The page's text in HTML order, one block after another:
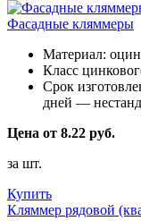
Фасадные кляммеры
Материал:
Класс
Срок
дней —
Цена от 8.22 руб.
за шт.
Купить
Кляммер рядовой